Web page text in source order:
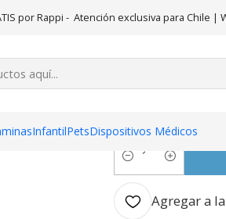
InfantilPetsDispositivos Médicos
por Rappi - Atención exclusiva para Chile |
Cetraxal (B) Ciprofloxacino 0,3 %
Cetraxal
Cantidad
Agregar a